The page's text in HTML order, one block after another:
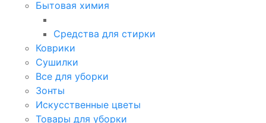
Бытовая химия
Средства для стирки
Коврики
Сушилки
Все для уборки
Зонты
Искусственные цветы
Товары для уборки